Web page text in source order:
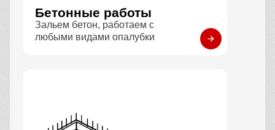
Бетонные работы
Зальем бетон, работаем с
любыми видами опалубки